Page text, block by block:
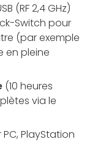
(RF 2,4 GHz)
Switch pour
(par exemple
en pleine
(10 heures
via le
PlayStation